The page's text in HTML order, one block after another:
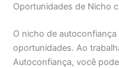
Oportunidades de Nicho
O nicho de
oportunidades. Ao
Autoconfiança, você